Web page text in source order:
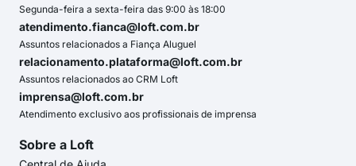
Segunda-feira a sexta-feira das 9:00 às 18:00
atendimento.fianca@loft.com.br
Assuntos relacionados a Fiança Aluguel
relacionamento.plataforma@loft.com.br
Assuntos relacionados ao CRM Loft
imprensa@loft.com.br
Atendimento exclusivo aos profissionais de imprensa
Sobre a Loft